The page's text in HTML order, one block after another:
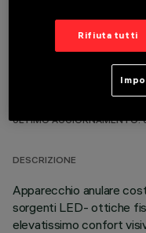
DATI TECNICI
ULTIMO
DESCRIZIONE
Apparecchio anulare
sorgenti LED- ottiche
elevatissimo confort
Rifiuta tutti